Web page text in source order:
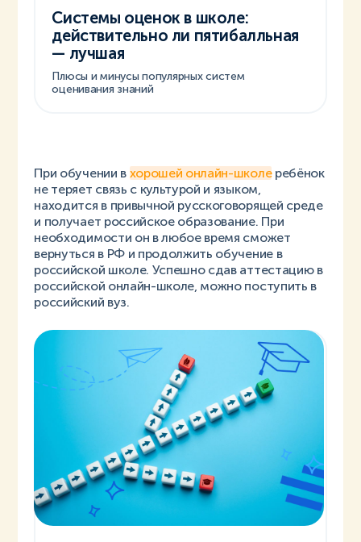
Системы оценок в школе:
действительно ли пятибалльная
— лучшая
Плюсы и минусы популярных систем
оценивания знаний
При обучении в хорошей онлайн-школеребёнок
не теряет связь с культурой и языком,
находится в привычной русскоговорящей среде
и получает российское образование. При
необходимости он в любое время сможет
вернуться в РФ и продолжить обучение в
российской школе. Успешно сдав аттестацию в
российской онлайн-школе, можно поступить в
российский вуз.